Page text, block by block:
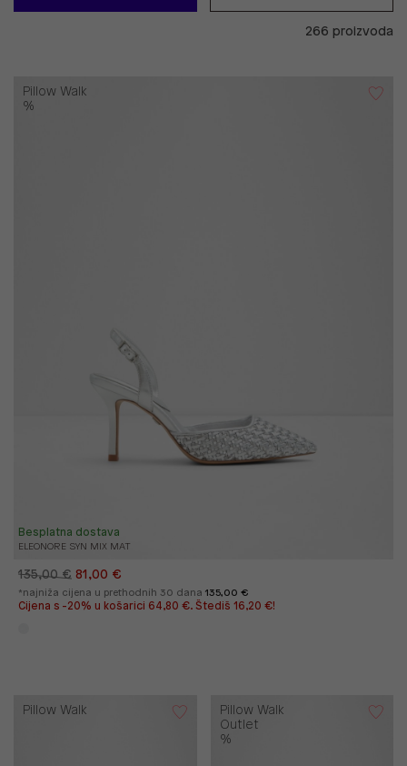
266 proizvoda
ELEONORE SYN MIX MAT
Besplatna dostava
Pillow Walk
%
135,00 € 81,00 €
*najniža cijena u prethodnih 30 dana 135,00 €
Cijena s -20% u košarici 64,80 €. Štediš 16,20 €!
Pillow Walk
Pillow Walk
Outlet
%